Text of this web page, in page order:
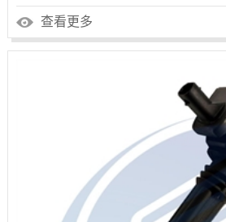
查看更多